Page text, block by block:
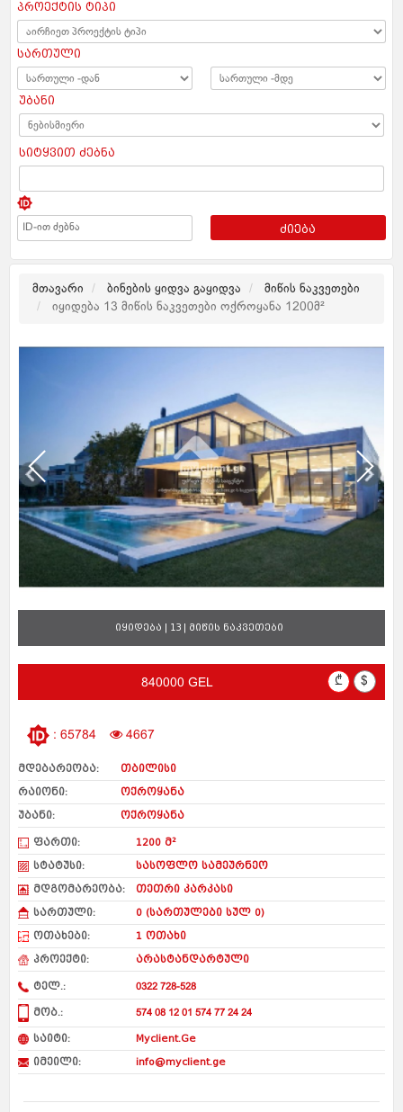
პროექტის ტიპი
სართული
უბანი
სიტყვით ძებნა
ძიება
მთავარი ბინების ყიდვა გაყიდვა
მიწის ნაკვეთები
იყიდება 13 მიწის ნაკვეთები ოქროყანა 1200მ²
იყიდება | 13 | მიწის ნაკვეთები
840000 GEL ₾ $
: 65784 4667
მდებარეობა:
თბილისი
რაიონი:
ოქროყანა
უბანი:
ოქროყანა
ფართი:
1200 მ²
სტატუსი:
სასოფლო სამეურნეო
მდგომარეობა:
თეთრი კარკასი
სართული:
0 (სართულები სულ 0)
ოთახები:
1 ოთახი
პროექტი:
არასტანდარტული
ტელ.: 0322 728-528
მობ.: 574 08 12 01 574 77 24 24
საიტი:
Myclient.Ge
იმეილი:
info@myclient.ge